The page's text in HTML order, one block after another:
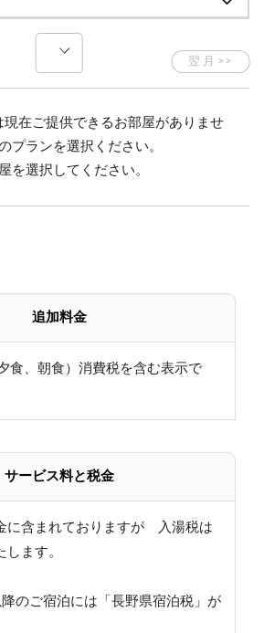
現在ご提供できるお部屋がありませ
プランを選択ください。
を選択してください。
追加料金
食、朝食）消費税を含む表示で
サービス料と税金
に含まれておりますが 入湯税は
ます。
のご宿泊には「長野県宿泊税」が